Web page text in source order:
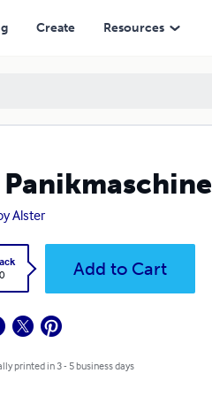
Create Resources
Panikmaschine
Alster
Add to Cart
printed in 3 - 5 business days